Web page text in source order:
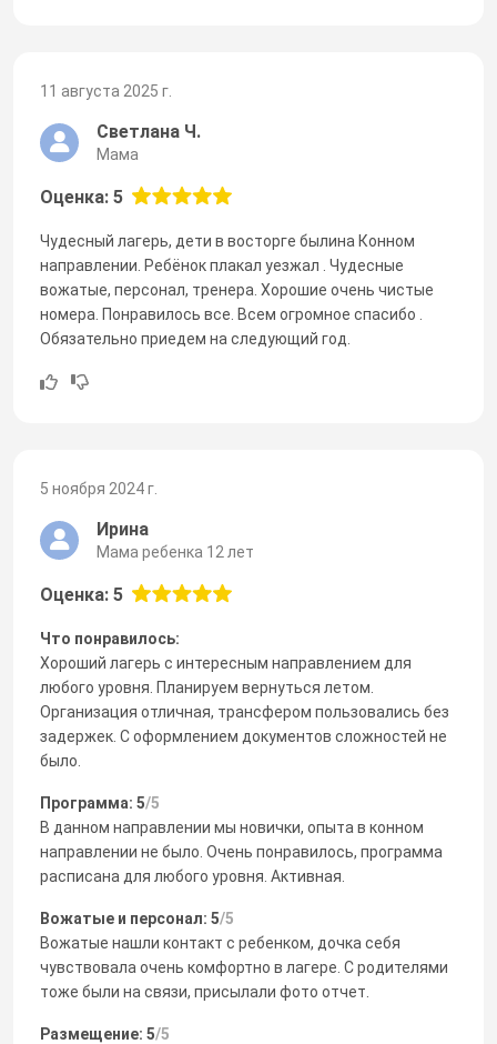
11 августа 2025 г.
Светлана Ч.
Мама
Оценка: 5
Чудесный лагерь, дети в восторге былина Конном
направлении. Ребёнок плакал уезжал . Чудесные
вожатые, персонал, тренера. Хорошие очень чистые
номера. Понравилось все. Всем огромное спасибо .
Обязательно приедем на следующий год.
5 ноября 2024 г.
Ирина
Мама ребенка 12 лет
Оценка: 5
Что понравилось:
Хороший лагерь с интересным направлением для
любого уровня. Планируем вернуться летом.
Организация отличная, трансфером пользовались без
задержек. С оформлением документов сложностей не
было.
Программа: 5/5
В данном направлении мы новички, опыта в конном
направлении не было. Очень понравилось, программа
расписана для любого уровня. Активная.
Вожатые и персонал: 5/5
Вожатые нашли контакт с ребенком, дочка себя
чувствовала очень комфортно в лагере. С родителями
тоже были на связи, присылали фото отчет.
Размещение: 5/5